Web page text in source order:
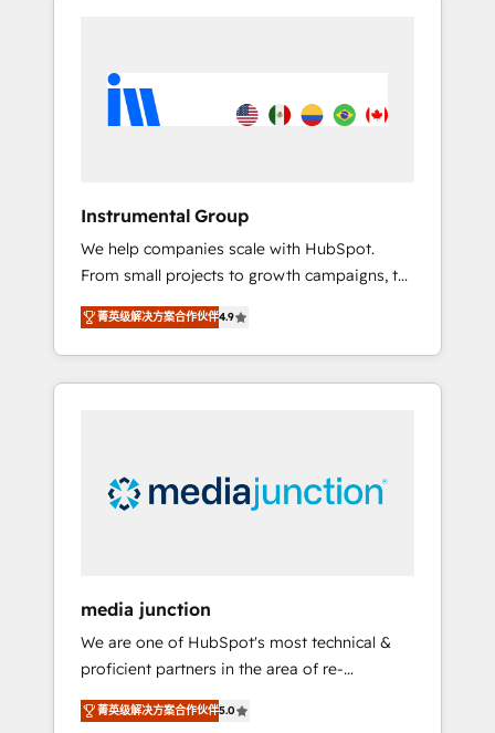
HubSpot experience 🤝HubSpot Premier
Integration partner 🤝Google Premier Partner
Harnessing the full potential of the powerful
HubSpot CRM. ✔️A team of HubSpot experts
backed by over 10+ years of HubSpot
experience ✔️Flexible pricing models —
Hourly-fee (assigned one Dedicated
HubSpot Admin); Monthly-fee (HubSpot
Admin + Project Manager); and Fixed Project
bundle services. Connect with us today!
Instrumental Group
We help companies scale with HubSpot.
From small projects to growth campaigns, to
CRM and websites. Hire an agency that's
experienced in every inch of HubSpot and
willing to work hand-in-hand with your team
to simplify the complex and build a better
菁英级解决方案合作伙伴4.9
media junction
We are one of HubSpot's most technical &
proficient partners in the area of re-
platforming, website design & development.
We specialize in multi-hub implementations
菁英级解决方案合作伙伴5.0